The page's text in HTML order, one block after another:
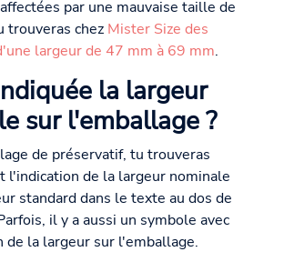
par une mauvaise taille de
trouveras chez Mister Size des
largeur de 47 mm à 69 mm.
la largeur
sur l'emballage ?
de préservatif, tu trouveras
l'indication de la largeur nominale
standard dans le texte au dos de
il y a aussi un symbole avec
de la largeur sur l'emballage.